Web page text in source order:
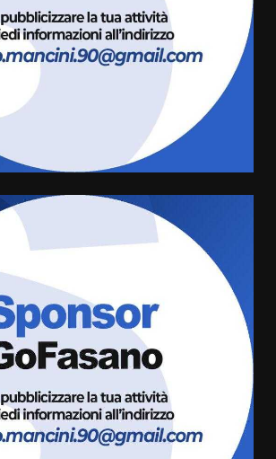
“I Contestatori: Musica di
Rivoluzione”: nuovo
appuntamento con “Fasano in
Banda”
7 Agosto 2026 06:05
US Fasano, Scianaro: “Profonda
amarezza per esclusione dal
7 Agosto 2026 06:00
Fasanese ferito a colpi di arma
da fuoco
6 Agosto 2026 18:13
Carta d’identità: continua il piano
di aperture straordinarie del
Comune di Fasano
6 Agosto 2026 14:16